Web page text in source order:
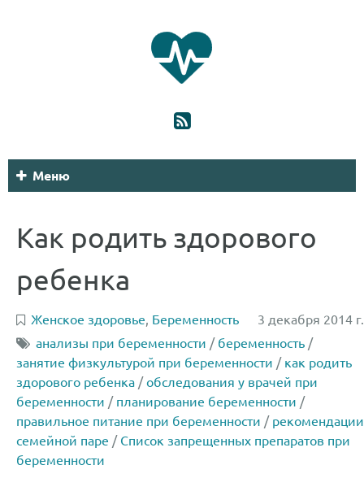
Меню
Как родить здорового
ребенка
3 декабря 2014 г.
Женское здоровье, Беременность
анализы при беременности / беременность /
занятие физкультурой при беременности / как родить
здорового ребенка /обследования у врачей при
беременности / планирование беременности /
правильное питание при беременности / рекомендации
семейной паре / Список запрещенных препаратов при
беременности